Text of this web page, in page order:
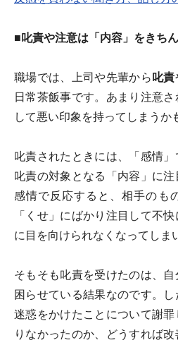
■叱責や注意は「内容」をきち
職場では、上司や先輩から 叱責
日常茶飯事です。あまり注意
して悪い印象を持ってしまうか
叱責されたときには、「感情」
叱責の対象となる「内容」に注
感情で反応すると、相手のも
「くせ」にばかり注目して不
に目を向けられなくなってしま
そもそも叱責を受けたのは、
困らせている結果なのです。
迷惑をかけたことについて謝
りなかったのか、どうすれば